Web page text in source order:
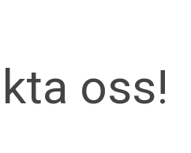
oss!